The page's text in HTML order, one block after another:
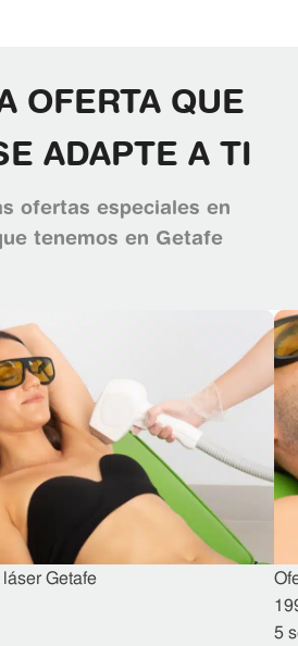
OFERTA QUE
ADAPTE A TI
ofertas especiales en
tenemos en Getafe
Getafe
5